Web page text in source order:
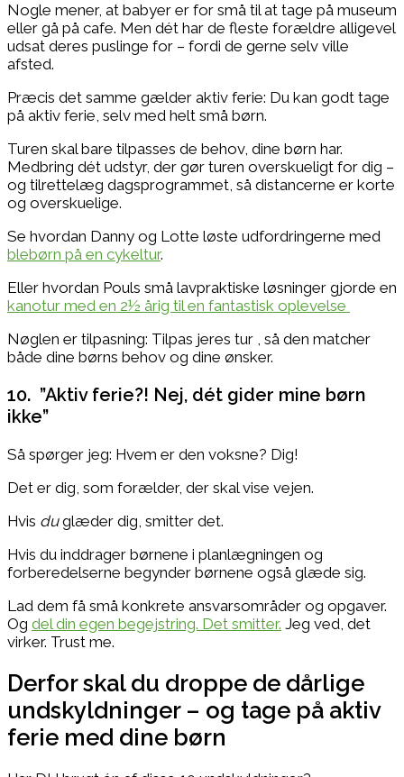
Nogle mener, at babyer er for små til at tage på museum
eller gå på cafe. Men dét har de fleste forældre alligevel
udsat deres puslinge for – fordi de gerne selv ville
afsted.
Præcis det samme gælder aktiv ferie: Du kan godt tage
på aktiv ferie, selv med helt små børn.
Turen skal bare tilpasses de behov, dine børn har.
Medbring dét udstyr, der gør turen overskueligt for dig –
og tilrettelæg dagsprogrammet, så distancerne er korte
og overskuelige.
Se hvordan Danny og Lotte løste udfordringerne med
blebørn på en cykeltur.
Eller hvordan Pouls små lavpraktiske løsninger gjorde en
kanotur med en 2½ årig til en fantastisk oplevelse
Nøglen er tilpasning: Tilpas jeres tur , så den matcher
både dine børns behov og dine ønsker.
10. ”Aktiv ferie?! Nej, dét gider mine børn
ikke”
Så spørger jeg: Hvem er den voksne? Dig!
Det er dig, som forælder, der skal vise vejen.
Hvis duglæder dig, smitter det.
Hvis du inddrager børnene i planlægningen og
forberedelserne begynder børnene også glæde sig.
Lad dem få små konkrete ansvarsområder og opgaver.
Og del din egen begejstring. Det smitter. Jeg ved, det
virker. Trust me.
Derfor skal du droppe de dårlige
undskyldninger – og tage på aktiv
ferie med dine børn